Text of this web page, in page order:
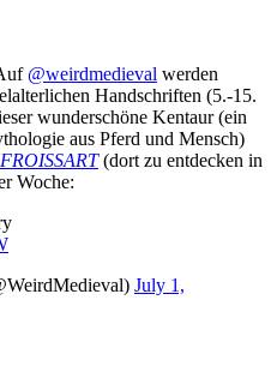
@weirdmedieval werden
Handschriften (5.-15.
wunderschöne Kentaur (ein
aus Pferd und Mensch)
(dort zu entdecken in
Woche:
July 1,